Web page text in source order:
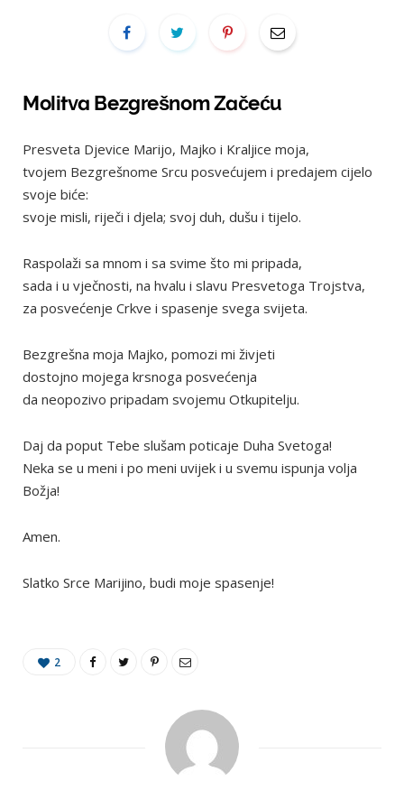
Molitva Bezgrešnom Začeću
Presveta Djevice Marijo, Majko i Kraljice moja,
tvojem Bezgrešnome Srcu posvećujem i predajem cijelo
svoje biće:
svoje misli, riječi i djela; svoj duh, dušu i tijelo.
Raspolaži sa mnom i sa svime što mi pripada,
sada i u vječnosti, na hvalu i slavu Presvetoga Trojstva,
za posvećenje Crkve i spasenje svega svijeta.
Bezgrešna moja Majko, pomozi mi živjeti
dostojno mojega krsnoga posvećenja
da neopozivo pripadam svojemu Otkupitelju.
Daj da poput Tebe slušam poticaje Duha Svetoga!
Neka se u meni i po meni uvijek i u svemu ispunja volja
Božja!
Amen.
Slatko Srce Marijino, budi moje spasenje!
2